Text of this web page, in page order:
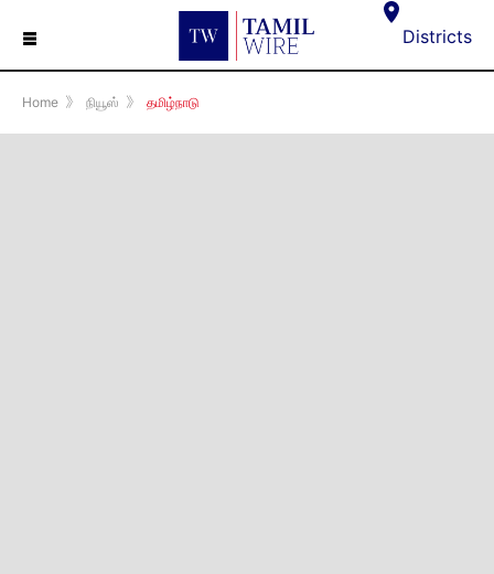
☰ Districts
Home 》 நியூஸ் 》 தமிழ்நாடு